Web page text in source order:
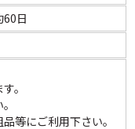
日
。
等にご利用下さい。